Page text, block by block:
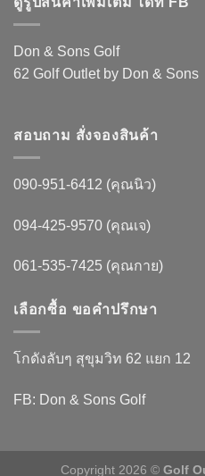
Don & Sons Golf
62 Golf Outlet by Don & Sons
สอบถาม สั่งจองสินค้า
090-951-6412 (คุณนิว)
094-425-9570 (คุณเจ)
061-535-7425 (คุณกาย)
เลือกซื้อ ขอคำปรึกษา
โกดังลับๆ สุขุมวิท 62 แยก 12
FB: Don & Sons Golf
Copyright 2026 © Golf